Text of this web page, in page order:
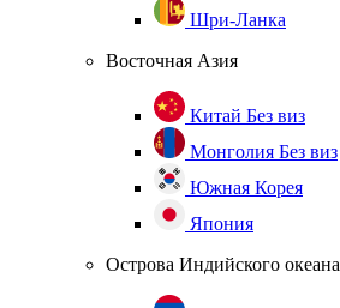
Шри-Ланка
Восточная Азия
Китай Без виз
Монголия Без виз
Южная Корея
Япония
Острова Индийского океана